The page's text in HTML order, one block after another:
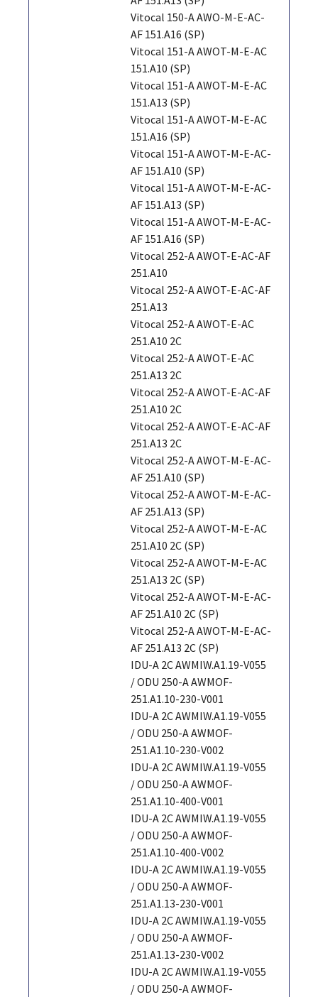
Vitocal 150-A AWO-M-E-AC-
AF 151.A16 (SP)
Vitocal 151-A AWOT-M-E-AC
151.A10 (SP)
Vitocal 151-A AWOT-M-E-AC
151.A13 (SP)
Vitocal 151-A AWOT-M-E-AC
151.A16 (SP)
Vitocal 151-A AWOT-M-E-AC-
AF 151.A10 (SP)
Vitocal 151-A AWOT-M-E-AC-
AF 151.A13 (SP)
Vitocal 151-A AWOT-M-E-AC-
AF 151.A16 (SP)
Vitocal 252-A AWOT-E-AC-AF
251.A10
Vitocal 252-A AWOT-E-AC-AF
251.A13
Vitocal 252-A AWOT-E-AC
251.A10 2C
Vitocal 252-A AWOT-E-AC
251.A13 2C
Vitocal 252-A AWOT-E-AC-AF
251.A10 2C
Vitocal 252-A AWOT-E-AC-AF
251.A13 2C
Vitocal 252-A AWOT-M-E-AC-
AF 251.A10 (SP)
Vitocal 252-A AWOT-M-E-AC-
AF 251.A13 (SP)
Vitocal 252-A AWOT-M-E-AC
251.A10 2C (SP)
Vitocal 252-A AWOT-M-E-AC
251.A13 2C (SP)
Vitocal 252-A AWOT-M-E-AC-
AF 251.A10 2C (SP)
Vitocal 252-A AWOT-M-E-AC-
AF 251.A13 2C (SP)
IDU-A 2C AWMIW.A1.19-V055
/ ODU 250-A AWMOF-
251.A1.10-230-V001
IDU-A 2C AWMIW.A1.19-V055
/ ODU 250-A AWMOF-
251.A1.10-230-V002
IDU-A 2C AWMIW.A1.19-V055
/ ODU 250-A AWMOF-
251.A1.10-400-V001
IDU-A 2C AWMIW.A1.19-V055
/ ODU 250-A AWMOF-
251.A1.10-400-V002
IDU-A 2C AWMIW.A1.19-V055
/ ODU 250-A AWMOF-
251.A1.13-230-V001
IDU-A 2C AWMIW.A1.19-V055
/ ODU 250-A AWMOF-
251.A1.13-230-V002
IDU-A 2C AWMIW.A1.19-V055
/ ODU 250-A AWMOF-